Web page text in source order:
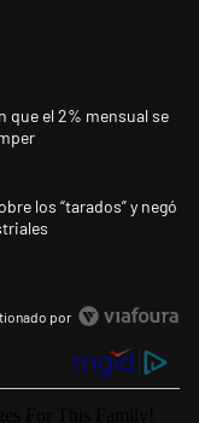
en los últimos
economistas
el 2% mensual se
aclaró sus dichos
los “tarados” y negó
por